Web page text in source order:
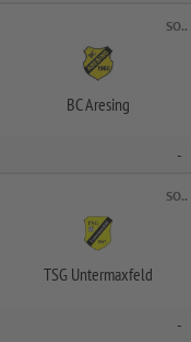
SO..
BC Aresing
-
SO..
TSG Untermaxfeld
-